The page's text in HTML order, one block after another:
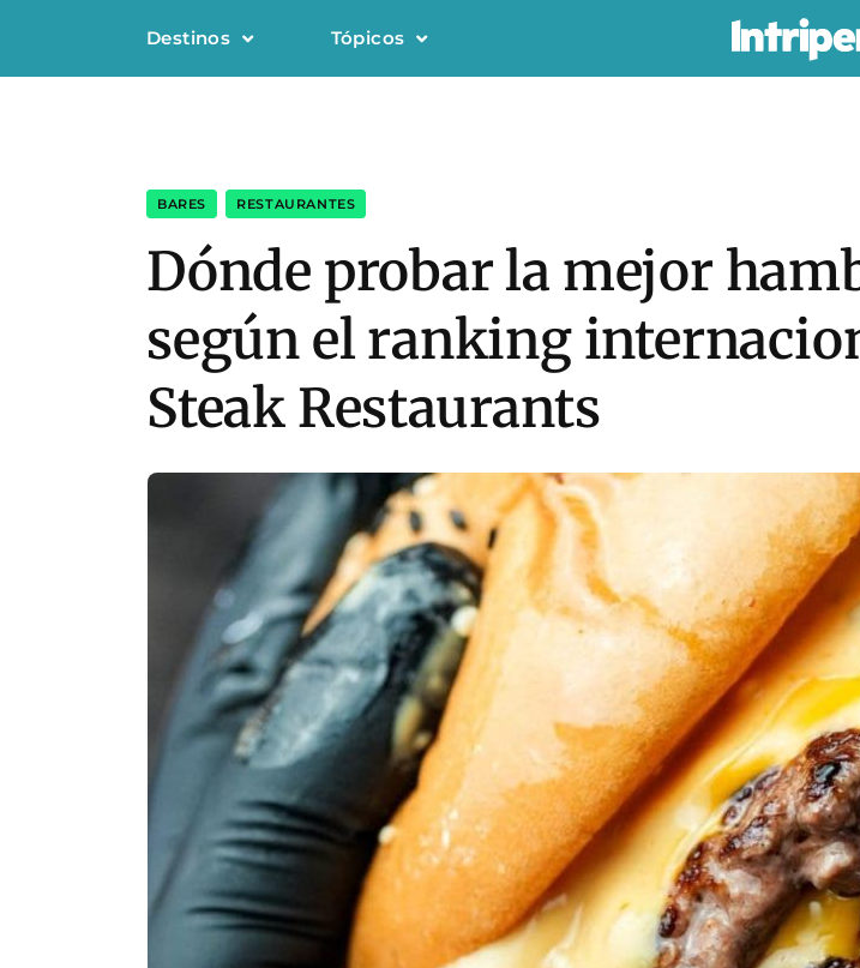
Destinos Tópicos
BARES RESTAURANTES
Dónde probar la mejor
según el ranking
Steak Restaurants